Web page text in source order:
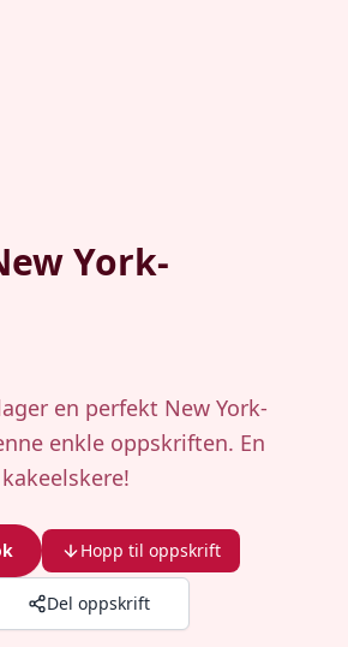
York-
en perfekt New York-
enkle oppskriften. En
Hopp til oppskrift
Del oppskrift